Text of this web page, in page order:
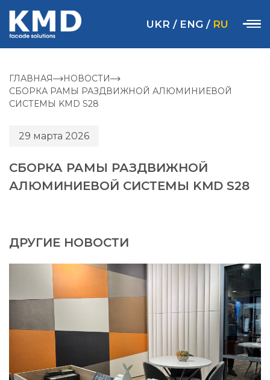
UKR / ENG / RU
ГЛАВНАЯ
НОВОСТИ
СБОРКА РАМЫ РАЗДВИЖНОЙ АЛЮМИНИЕВОЙ
СИСТЕМЫ KMD S28
29 марта 2026
СБОРКА РАМЫ РАЗДВИЖНОЙ
АЛЮМИНИЕВОЙ СИСТЕМЫ KMD S28
ДРУГИЕ НОВОСТИ